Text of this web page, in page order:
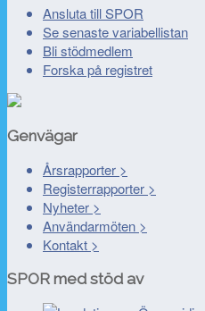
Ansluta till SPOR
Se senaste variabellistan
Bli stödmedlem
Forska på registret
Genvägar
Årsrapporter >
Registerrapporter >
Nyheter >
Användarmöten >
Kontakt >
SPOR med stöd av